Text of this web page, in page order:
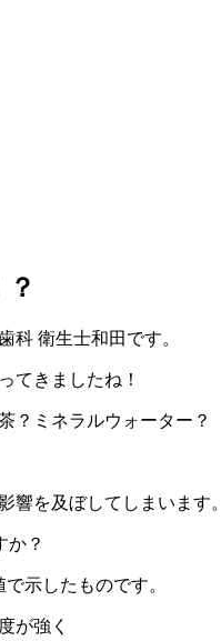
科 衛生士和田です。
てきましたね！
？ミネラルウォーター？
響を及ぼしてしまいます。
か？
示したものです。
が強く